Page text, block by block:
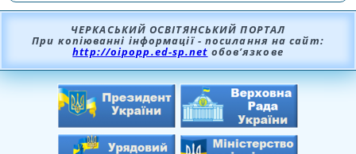
ЧЕРКАСЬКИЙ ОСВІТЯНСЬКИЙ ПОРТАЛ
При копіюванні інформації - посилання на сайт:
http://oipopp.ed-sp.net обов’язкове